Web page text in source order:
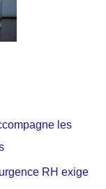
les
RH exige